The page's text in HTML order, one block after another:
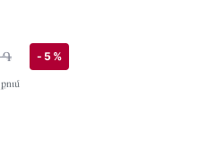
֏
- 5 %